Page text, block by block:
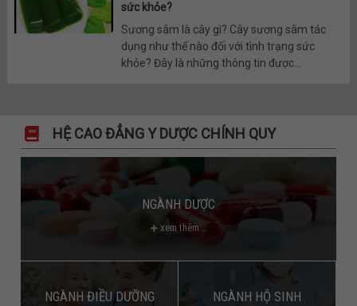
sức khỏe?
Sương sâm là cây gì? Cây sương sâm tác
dụng như thế nào đối với tình trạng sức
khỏe? Đây là những thông tin được...
HỆ CAO ĐẲNG Y DƯỢC CHÍNH QUY
NGÀNH DƯỢC
xem thêm...
NGÀNH ĐIỀU DƯỠNG NGÀNH HỘ SINH